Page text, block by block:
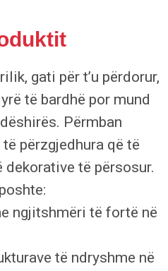
gati për t’u përdorur,
të bardhë por mund
Përmban
përzgjedhura që të
të përsosur.
ngjitshmëri të fortë në
të ndryshme në